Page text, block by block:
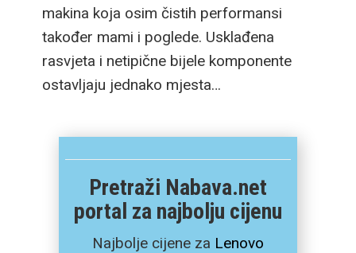
makina koja osim čistih performansi
također mami i poglede. Usklađena
rasvjeta i netipične bijele komponente
ostavljaju jednako mjesta…
Pretraži Nabava.net
portal za najbolju cijenu
Najbolje cijene za Lenovo